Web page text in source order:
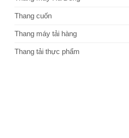
Thang cuốn
Thang máy tải hàng
Thang tải thực phẩm